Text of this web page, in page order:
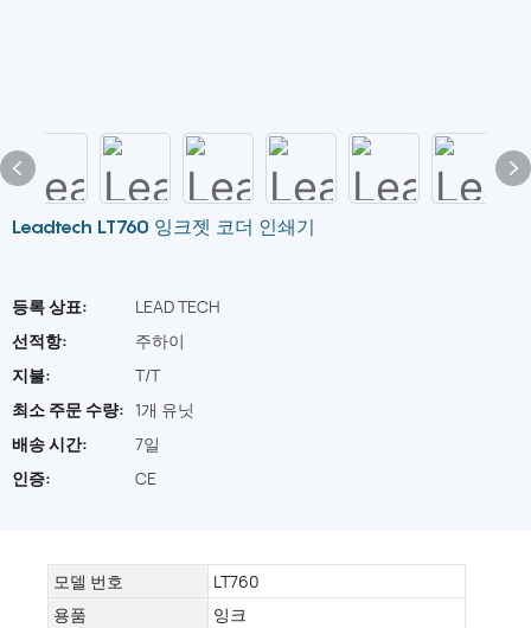
Leadtech LT760 잉크젯 코더 인쇄기
등록 상표:
LEAD TECH
선적항:
주하이
지불:
T/T
최소 주문 수량: 1개 유닛
배송 시간:
7일
인증:
CE
모델 번호
LT760
용품
잉크